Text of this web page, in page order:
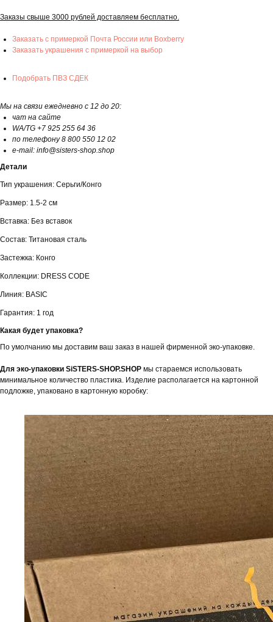
Заказы свыше 3000 рублей доставляем бесплатно.
Заказать с примеркой Почта России или Boxberry
Заказать украшения с примеркой на выбор
Подобрать ПВЗ СДЕК
Мы на связи ежедневно с 12 до 20:
чат на сайте
WA/TG +7 925 255 64 36
по телефону 8 800 550 12 02
e-mail: info@sisters-shop.shop
Детали
Тип украшения: Серьги/Конго
Размер: 1.5-2 см
Вставка: Без вставок
Состав: Титановая сталь
Застежка: Конго
Коллекции: DRESS CODE
Линия: BASIC
Гарантия: 1 год
Какая будет упаковка?
По умолчанию мы доставим ваш заказ в нашей фирменной эко-упаковке.
Для эко-упаковки SiSTERS-SHOP.SHOP мы стараемся использовать
минимальное количество пластика. Изделие располагается на картонной
подложке, упаковано в картонную коробку: